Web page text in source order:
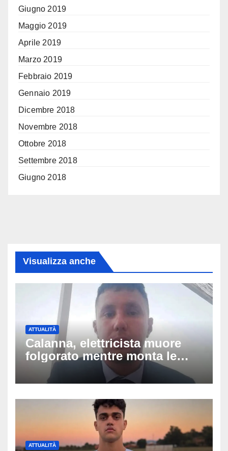
Giugno 2019
Maggio 2019
Aprile 2019
Marzo 2019
Febbraio 2019
Gennaio 2019
Dicembre 2018
Novembre 2018
Ottobre 2018
Settembre 2018
Giugno 2018
Visualizza anche
ATTUALITÀ
Calanna, elettricista muore
folgorato mentre monta le
luminarie della festa: chi era
Fabio Calabrò e cosa è
ATTUALITÀ